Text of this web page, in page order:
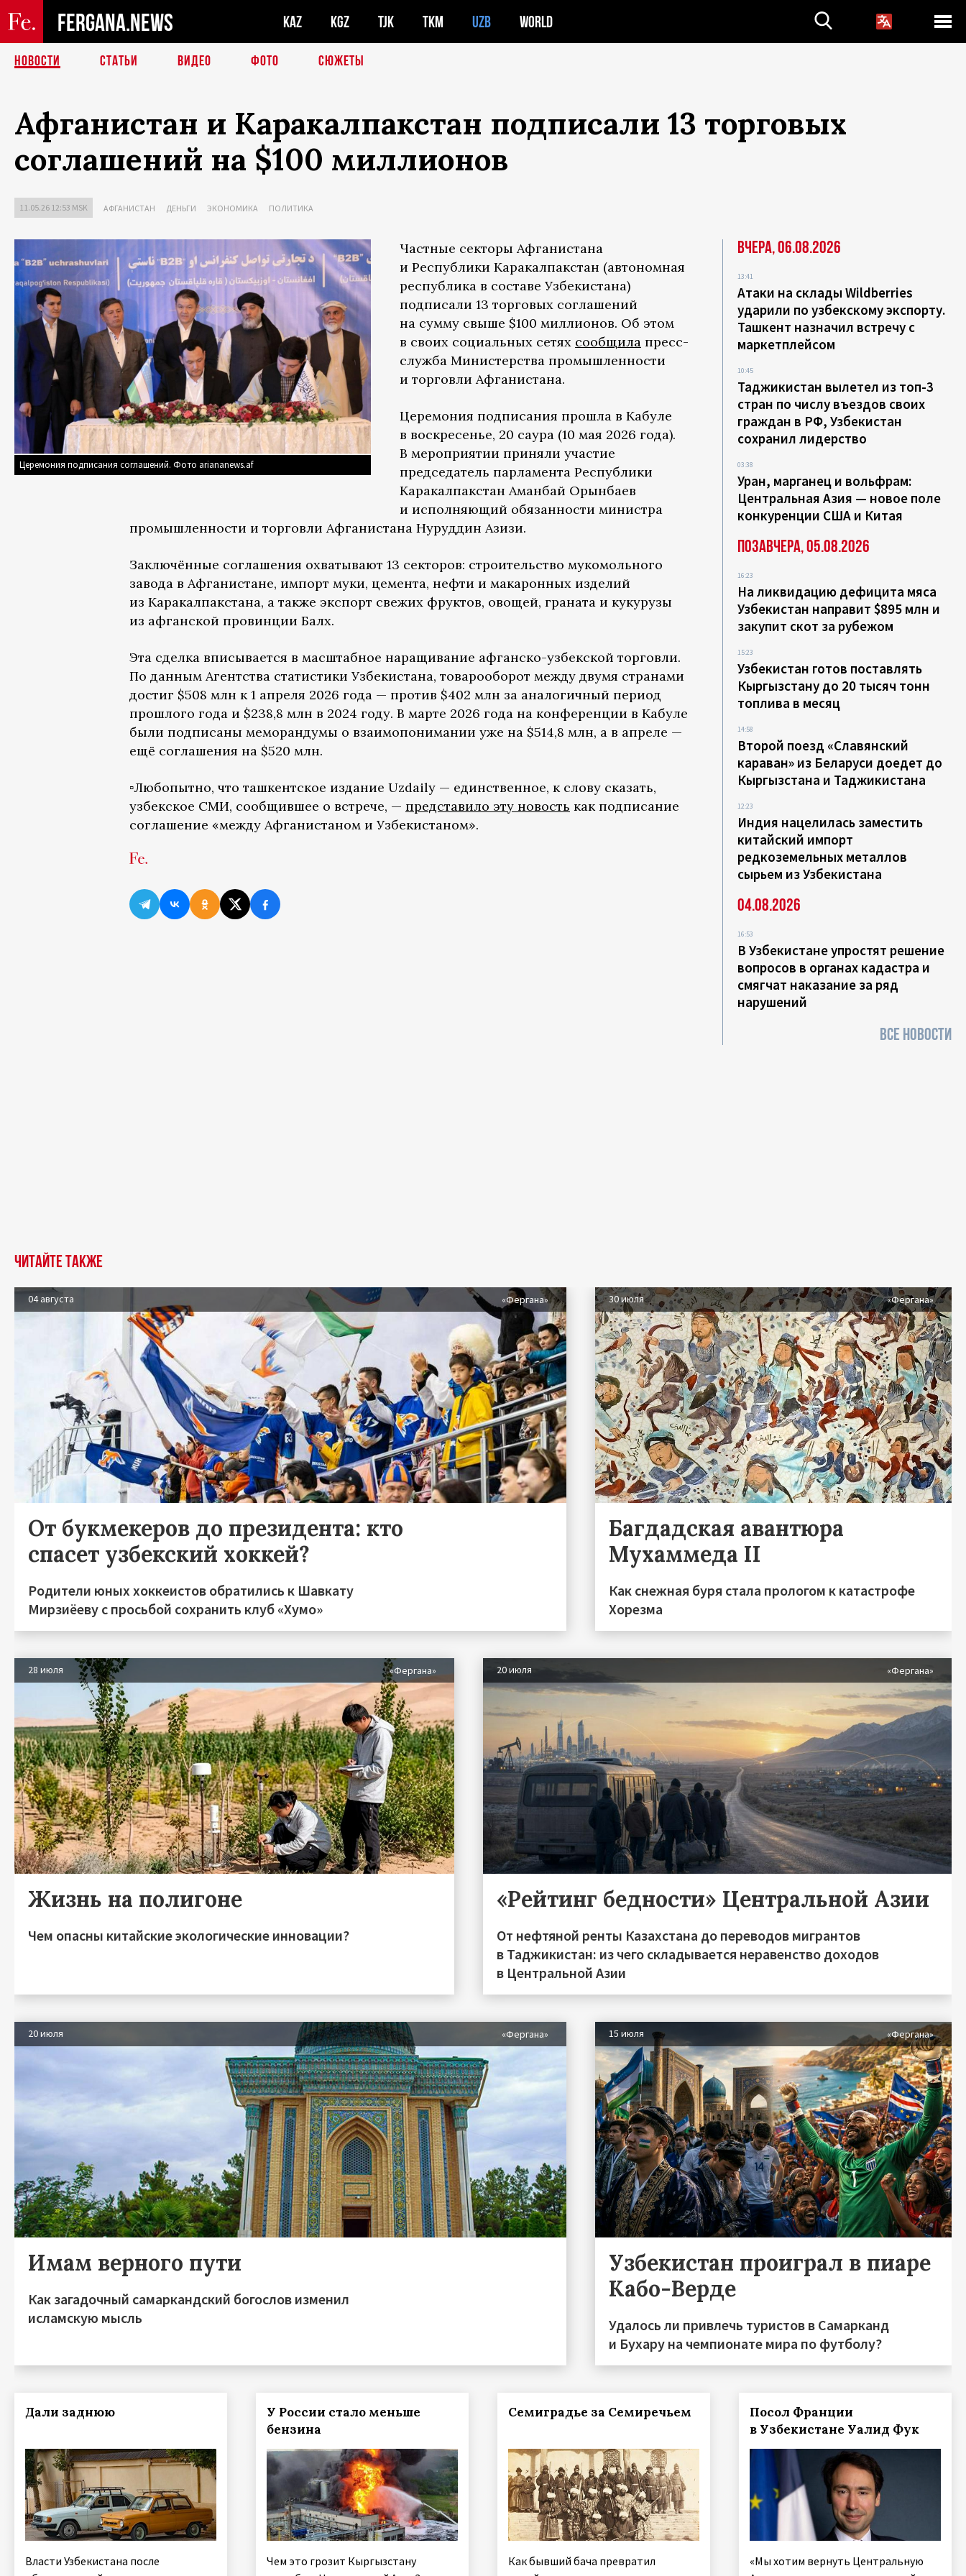
FERGANA.NEWS KAZ KGZ TJK TKM UZB WORLD
НОВОСТИ СТАТЬИ ВИДЕО ФОТО СЮЖЕТЫ
Афганистан и Каракалпакстан подписали 13 торговых
соглашений на $100 миллионов
11.05.26 12:53 MSK АФГАНИСТАН ДЕНЬГИ ЭКОНОМИКА ПОЛИТИКА
Церемония подписания соглашений. Фото ariananews.af
Частные секторы Афганистана
и Республики Каракалпакстан (автономная
республика в составе Узбекистана)
подписали 13 торговых соглашений
на сумму свыше $100 миллионов. Об этом
в своих социальных сетях сообщила пресс-
служба Министерства промышленности
и торговли Афганистана.
Церемония подписания прошла в Кабуле
в воскресенье, 20 саура (10 мая 2026 года).
В мероприятии приняли участие
председатель парламента Республики
Каракалпакстан Аманбай Орынбаев
и исполняющий обязанности министра
промышленности и торговли Афганистана Нуруддин Азизи.
Заключённые соглашения охватывают 13 секторов: строительство мукомольного
завода в Афганистане, импорт муки, цемента, нефти и макаронных изделий
из Каракалпакстана, а также экспорт свежих фруктов, овощей, граната и кукурузы
из афганской провинции Балх.
Эта сделка вписывается в масштабное наращивание афганско-узбекской торговли.
По данным Агентства статистики Узбекистана, товарооборот между двумя странами
достиг $508 млн к 1 апреля 2026 года — против $402 млн за аналогичный период
прошлого года и $238,8 млн в 2024 году. В марте 2026 года на конференции в Кабуле
были подписаны меморандумы о взаимопонимании уже на $514,8 млн, а в апреле —
ещё соглашения на $520 млн.
▫️Любопытно, что ташкентское издание Uzdaily — единственное, к слову сказать,
узбекское СМИ, сообщившее о встрече, — представило эту новость как подписание
соглашение «между Афганистаном и Узбекистаном».
Вчера, 06.08.2026
13:41
Атаки на склады Wildberries
ударили по узбекскому экспорту.
Ташкент назначил встречу с
маркетплейсом
10:45
Таджикистан вылетел из топ-3
стран по числу въездов своих
граждан в РФ, Узбекистан
сохранил лидерство
03:38
Уран, марганец и вольфрам:
Центральная Азия — новое поле
конкуренции США и Китая
Позавчера, 05.08.2026
16:23
На ликвидацию дефицита мяса
Узбекистан направит $895 млн и
закупит скот за рубежом
15:23
Узбекистан готов поставлять
Кыргызстану до 20 тысяч тонн
топлива в месяц
14:58
Второй поезд «Славянский
караван» из Беларуси доедет до
Кыргызстана и Таджикистана
12:23
Индия нацелилась заместить
китайский импорт
редкоземельных металлов
сырьем из Узбекистана
04.08.2026
16:53
В Узбекистане упростят решение
вопросов в органах кадастра и
смягчат наказание за ряд
нарушений
ВСЕ НОВОСТИ
Читайте также
04 августа «Фергана»
От букмекеров до президента: кто
спасет узбекский хоккей?
Родители юных хоккеистов обратились к Шавкату
Мирзиёеву с просьбой сохранить клуб «Хумо»
30 июля «Фергана»
Багдадская авантюра
Мухаммеда II
Как снежная буря стала прологом к катастрофе
Хорезма
28 июля «Фергана»
Жизнь на полигоне
Чем опасны китайские экологические инновации?
20 июля «Фергана»
«Рейтинг бедности» Центральной Азии
От нефтяной ренты Казахстана до переводов мигрантов
в Таджикистан: из чего складывается неравенство доходов
в Центральной Азии
20 июля «Фергана»
Имам верного пути
Как загадочный самаркандский богослов изменил
исламскую мысль
15 июля «Фергана»
Узбекистан проиграл в пиаре
Кабо-Верде
Удалось ли привлечь туристов в Самарканд
и Бухару на чемпионате мира по футболу?
Дали заднюю
Власти Узбекистана после
У России стало меньше
бензина
Чем это грозит Кыргызстану
Семиградье за Семиречьем
Как бывший бача превратил
Посол Франции
в Узбекистане Уалид Фук
«Мы хотим вернуть Центральную